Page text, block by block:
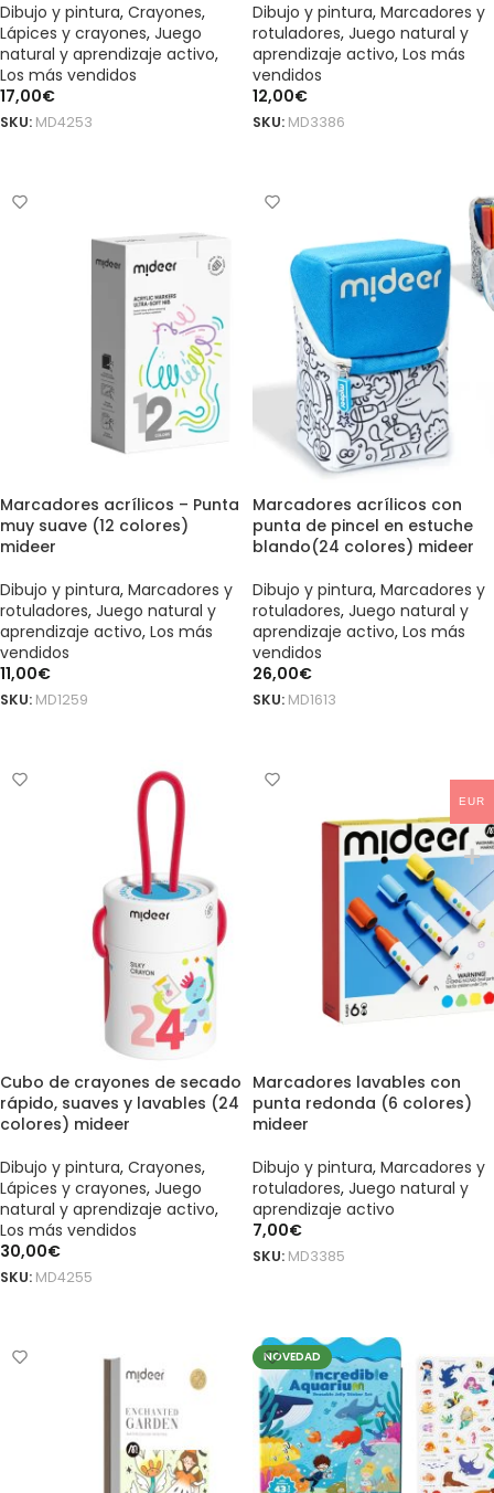
Dibujo y pintura, Crayones,
Lápices y crayones, Juego
natural y aprendizaje activo,
Los más vendidos
17,00€
SKU: MD4253
Dibujo y pintura, Marcadores y
rotuladores, Juego natural y
aprendizaje activo, Los más
vendidos
12,00€
SKU: MD3386
Marcadores acrílicos – Punta
muy suave (12 colores)
mideer
Dibujo y pintura, Marcadores y
rotuladores, Juego natural y
aprendizaje activo, Los más
vendidos
11,00€
SKU: MD1259
Marcadores acrílicos con
punta de pincel en estuche
blando(24 colores) mideer
Dibujo y pintura, Marcadores y
rotuladores, Juego natural y
aprendizaje activo, Los más
vendidos
26,00€
SKU: MD1613
Cubo de crayones de secado
rápido, suaves y lavables (24
colores) mideer
Dibujo y pintura, Crayones,
Lápices y crayones, Juego
natural y aprendizaje activo,
Los más vendidos
30,00€
SKU: MD4255
Marcadores lavables con
punta redonda (6 colores)
mideer
Dibujo y pintura, Marcadores y
rotuladores, Juego natural y
aprendizaje activo
7,00€
SKU: MD3385
NOVEDAD
EUR